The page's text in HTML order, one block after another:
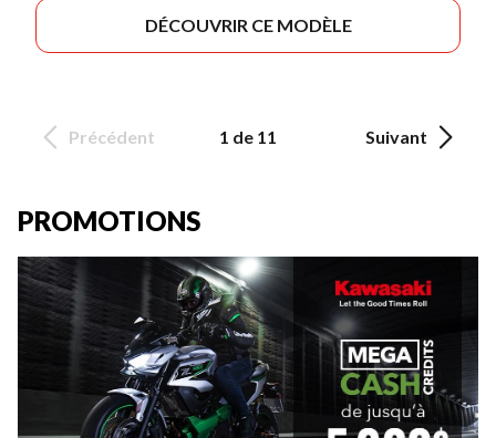
DÉCOUVRIR CE MODÈLE
Précédent 1 de 11 Suivant
PROMOTIONS